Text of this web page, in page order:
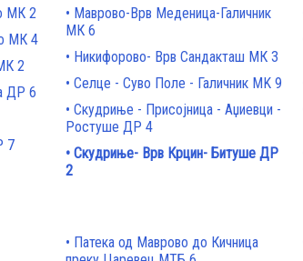
МК 2
МК 4
2
ДР 6
7
Маврово-Врв Меденица-Галичник
МК 6
Никифорово- Врв Сандакташ МК 3
Селце - Суво Поле - Галичник MK 9
Скудриње - Присојница - Аџиевци -
Ростуше ДР 4
Скудриње- Врв Крцин- Битуше ДР
2
Патека од Маврово до Кичница